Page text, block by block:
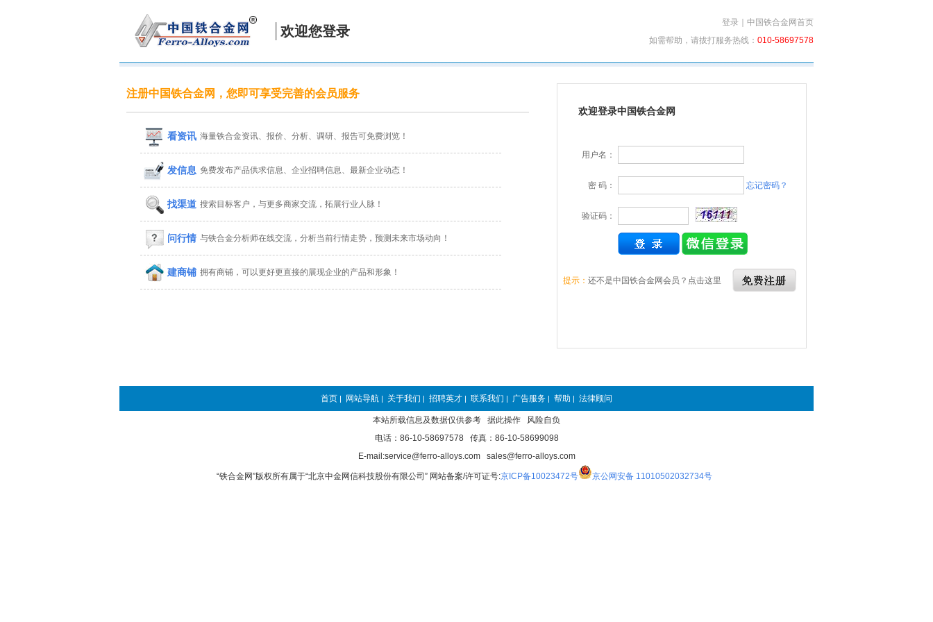
欢迎您登录
登录
中国铁合金网首页
如需帮助，请拔打服务热线： 010-58697578
注册中国铁合金网，您即可享受完善的会员服务
看资讯 海量铁合金资讯、报价、分析、调研、报告可免费浏览！
发信息 免费发布产品供求信息、企业招聘信息、最新企业动态！
找渠道 搜索目标客户，与更多商家交流，拓展行业人脉！
问行情 与铁合金分析师在线交流，分析当前行情走势，预测未来市场动向！
建商铺 拥有商铺，可以更好更直接的展现企业的产品和形象！
欢迎登录中国铁合金网
用户名：
密 码： 忘记密码？
验证码：
提示： 还不是中国铁合金网会员？点击这里
首页 | 网站导航 | 关于我们 | 招聘英才 | 联系我们 | 广告服务 | 帮助 | 法律顾问
本站所载信息及数据仅供参考 据此操作 风险自负
电话：86-10-58697578 传真：86-10-58699098
E-mail:service@ferro-alloys.com sales@ferro-alloys.com
“铁合金网”版权所有属于“北京中金网信科技股份有限公司” 网站备案/许可证号:京ICP备10023472号 京公网安备 11010502032734号